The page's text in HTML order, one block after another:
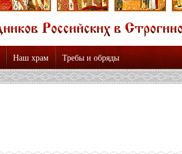
Наш храм Требы и обряды